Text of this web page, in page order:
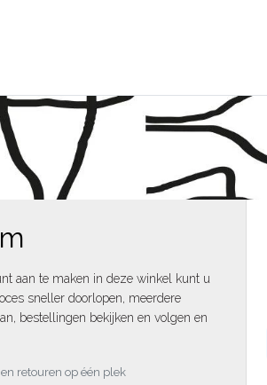
aan te maken in deze winkel kunt u
sneller doorlopen, meerdere
bestellingen bekijken en volgen en
retouren op één plek